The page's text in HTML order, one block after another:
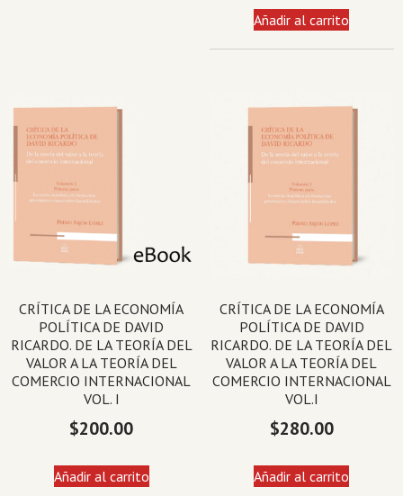
Añadir al carrito
CRÍTICA DE LA ECONOMÍA
POLÍTICA DE DAVID
RICARDO. DE LA TEORÍA DEL
VALOR A LA TEORÍA DEL
COMERCIO INTERNACIONAL
VOL. I
$200.00
Añadir al carrito
CRÍTICA DE LA ECONOMÍA
POLÍTICA DE DAVID
RICARDO. DE LA TEORÍA DEL
VALOR A LA TEORÍA DEL
COMERCIO INTERNACIONAL
VOL.I
$280.00
Añadir al carrito